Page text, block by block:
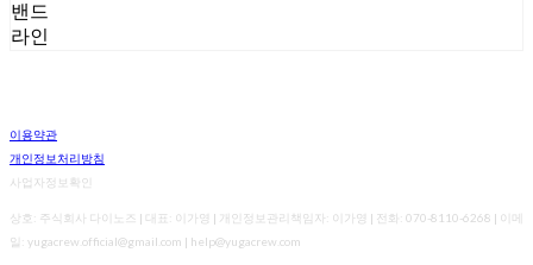
밴드
라인
이용약관
개인정보처리방침
사업자정보확인
상호: 주식회사 다이노즈 | 대표: 이가영 | 개인정보관리책임자: 이가영 | 전화: 070-8110-6268 | 이메
일: yugacrew.official@gmail.com | help@yugacrew.com